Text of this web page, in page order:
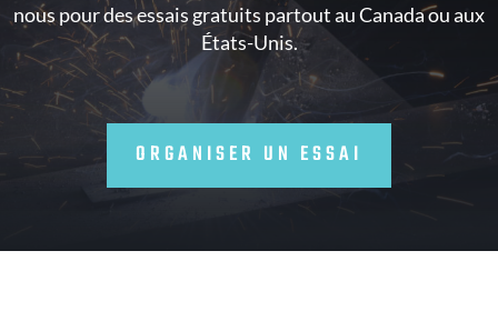
nous pour des essais gratuits partout au Canada ou aux
États-Unis.
ORGANISER UN ESSAI